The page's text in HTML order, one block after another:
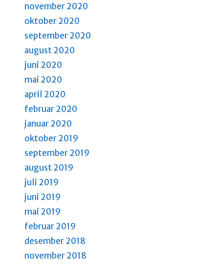
november 2020
oktober 2020
september 2020
august 2020
juni 2020
mai 2020
april 2020
februar 2020
januar 2020
oktober 2019
september 2019
august 2019
juli 2019
juni 2019
mai 2019
februar 2019
desember 2018
november 2018